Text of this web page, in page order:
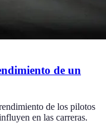
de un
de los pilotos
en las carreras.